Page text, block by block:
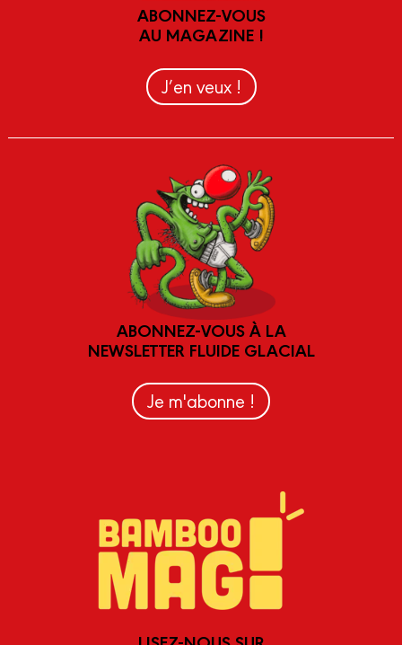
ABONNEZ-VOUS
AU MAGAZINE !
J’en veux !
ABONNEZ-VOUS À LA
NEWSLETTER FLUIDE GLACIAL
Je m'abonne !